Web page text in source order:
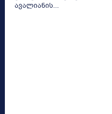
ავალიანის...